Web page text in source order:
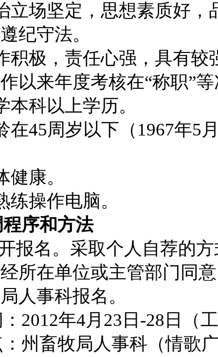
立场坚定，思想素质好，
纪守法。
积极，责任心强，具有较
以来年度考核在“称职”
本科以上学历。
在45周岁以下（1967年5
康。
练操作电脑。
序和方法
报名。采取个人自荐的
所在单位或主管部门同
人事科报名。
2012年4月 23 日 -28 日（
州畜牧局人事科（情歌